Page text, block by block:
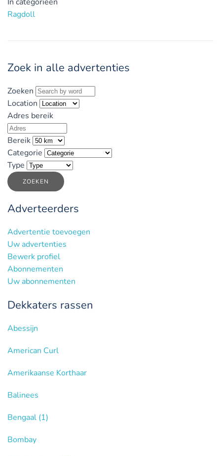
Ragdoll
Zoek in alle advertenties
Zoeken
Location
Adres bereik
Bereik
Categorie
Type
ZOEKEN
Adverteerders
Advertentie toevoegen
Uw advertenties
Bewerk profiel
Abonnementen
Uw abonnementen
Dekkaters rassen
Abessijn
American Curl
Amerikaanse Korthaar
Balinees
Bengaal (1)
Bombay